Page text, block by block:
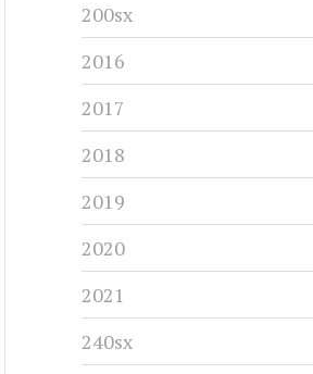
200sx
2016
2017
2018
2019
2020
2021
240sx